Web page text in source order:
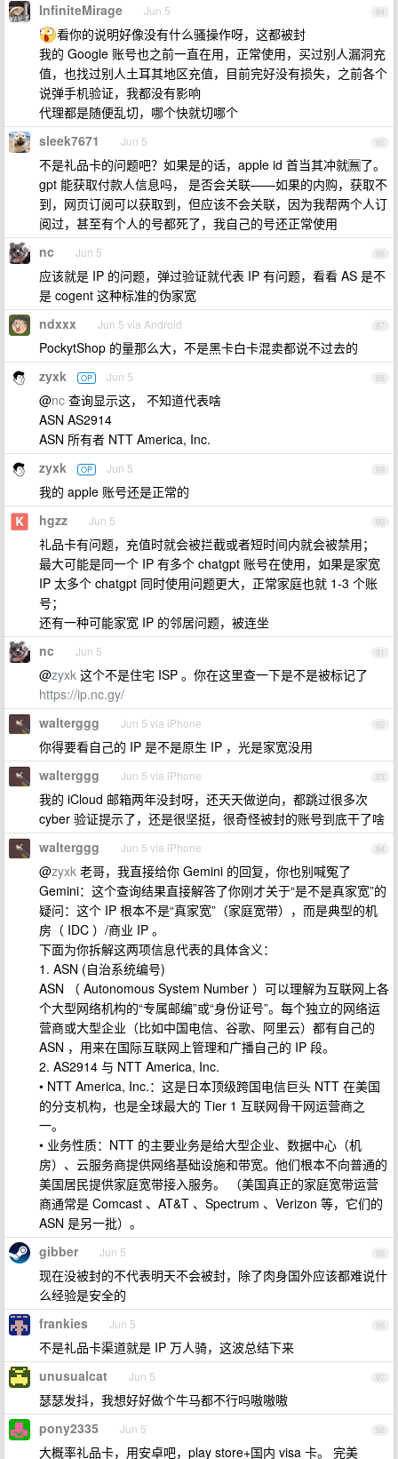
84
InfiniteMirage Jun 5
看你的说明好像没有什么骚操作呀，这都被封
我的 Google 账号也之前一直在用，正常使用，买过别人漏洞充
值，也找过别人土耳其地区充值，目前完好没有损失，之前各个
说弹手机验证，我都没有影响
代理都是随便乱切，哪个快就切哪个
85
sleek7671 Jun 5
不是礼品卡的问题吧？如果是的话，apple id 首当其冲就🈚️了。
gpt 能获取付款人信息吗， 是否会关联——如果的内购，获取不
到，网页订阅可以获取到，但应该不会关联，因为我帮两个人订
阅过，甚至有个人的号都死了，我自己的号还正常使用
86
nc Jun 5
应该就是 IP 的问题，弹过验证就代表 IP 有问题，看看 AS 是不
是 cogent 这种标准的伪家宽
87
ndxxx Jun 5 via Android
PockytShop 的量那么大，不是黑卡白卡混卖都说不过去的
88
zyxk OP Jun 5
@nc 查询显示这， 不知道代表啥
ASN AS2914
ASN 所有者 NTT America, Inc.
89
zyxk OP Jun 5
我的 apple 账号还是正常的
90
hgzz Jun 5
礼品卡有问题，充值时就会被拦截或者短时间内就会被禁用；
最大可能是同一个 IP 有多个 chatgpt 账号在使用，如果是家宽
IP 太多个 chatgpt 同时使用问题更大，正常家庭也就 1-3 个账
号；
还有一种可能家宽 IP 的邻居问题，被连坐
91
nc Jun 5
@zyxk 这个不是住宅 ISP 。你在这里查一下是不是被标记了
https://ip.nc.gy/
92
walterggg Jun 5 via iPhone
你得要看自己的 IP 是不是原生 IP ，光是家宽没用
93
walterggg Jun 5 via iPhone
我的 iCloud 邮箱两年没封呀，还天天做逆向，都跳过很多次
cyber 验证提示了，还是很坚挺，很奇怪被封的账号到底干了啥
94
walterggg Jun 5 via iPhone
@zyxk 老哥，我直接给你 Gemini 的回复，你也别喊冤了
Gemini：这个查询结果直接解答了你刚才关于“是不是真家宽”的
疑问：这个 IP 根本不是“真家宽”（家庭宽带），而是典型的机
房（ IDC ）/商业 IP 。
下面为你拆解这两项信息代表的具体含义：
1. ASN (自治系统编号)
ASN （ Autonomous System Number ）可以理解为互联网上各
个大型网络机构的“专属邮编”或“身份证号”。每个独立的网络运
营商或大型企业（比如中国电信、谷歌、阿里云）都有自己的
ASN ，用来在国际互联网上管理和广播自己的 IP 段。
2. AS2914 与 NTT America, Inc.
• NTT America, Inc.：这是日本顶级跨国电信巨头 NTT 在美国
的分支机构，也是全球最大的 Tier 1 互联网骨干网运营商之
一。
• 业务性质：NTT 的主要业务是给大型企业、数据中心（机
房）、云服务商提供网络基础设施和带宽。他们根本不向普通的
美国居民提供家庭宽带接入服务。 （美国真正的家庭宽带运营
商通常是 Comcast 、AT&T 、Spectrum 、Verizon 等，它们的
ASN 是另一批）。
95
gibber Jun 5
现在没被封的不代表明天不会被封，除了肉身国外应该都难说什
么经验是安全的
96
frankies Jun 5
不是礼品卡渠道就是 IP 万人骑，这波总结下来
97
unusualcat Jun 5
瑟瑟发抖，我想好好做个牛马都不行吗嗷嗷嗷
98
pony2335 Jun 5
大概率礼品卡，用安卓吧，play store+国内 visa 卡。 完美